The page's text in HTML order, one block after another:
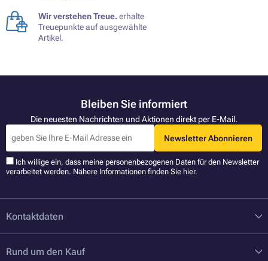
Wir verstehen Treue.erhalte
Treuepunkte auf ausgewählte
Artikel.
Bleiben Sie informiert
Die neuesten Nachrichten und Aktionen direkt per E-Mail.
Newsletter Abonnieren
Ich willige ein, dass meine personenbezogenen Daten für den Newsletter
verarbeitet werden. Nähere Informationen finden Sie hier.
Kontaktdaten
Rund um den Kauf